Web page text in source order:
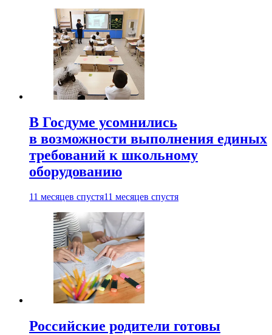
В Госдуме усомнились
в возможности выполнения единых
требований к школьному
оборудованию
11 месяцев спустя11 месяцев спустя
Российские родители готовы